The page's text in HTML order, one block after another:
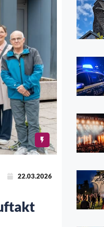
22.03.2026